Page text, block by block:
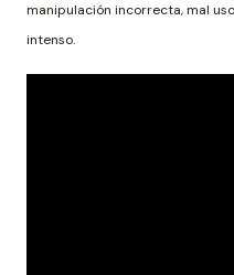
manipulación incorrecta, mal
intenso.